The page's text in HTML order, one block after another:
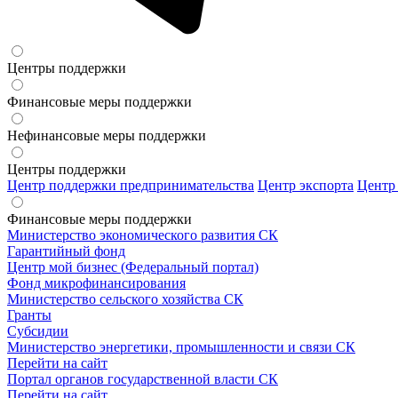
Центры поддержки
Финансовые меры поддержки
Нефинансовые меры поддержки
Центры поддержки
Центр поддержки предпринимательства Центр экспорта
Финансовые меры поддержки
Министерство экономического развития СК
Гарантийный фонд
Центр мой бизнес (Федеральный портал)
Фонд микрофинансирования
Министерство сельского хозяйства СК
Гранты
Субсидии
Министерство энергетики, промышленности и связи СК
Перейти на сайт
Портал органов государственной власти СК
Перейти на сайт